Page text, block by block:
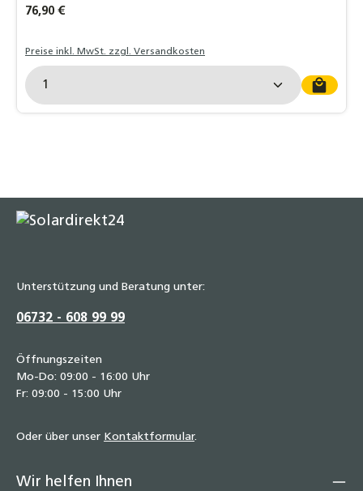
Witterungsstabil - bleifrei - da
Regulärer Preis:
76,90 €
Preise inkl. MwSt. zzgl. Versandkosten
Produkt Anzahl: Gib den gewünschten Wert
Unterstützung und Beratung unter:
06732 - 608 99 99
Öffnungszeiten
Mo-Do: 09:00 - 16:00 Uhr
Fr: 09:00 - 15:00 Uhr
Oder über unser Kontaktformular.
Wir helfen Ihnen